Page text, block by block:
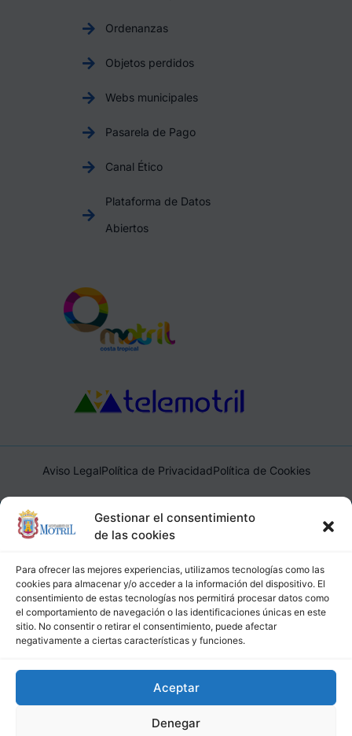
Gestionar el consentimiento
de las cookies
Para ofrecer las mejores experiencias, utilizamos tecnologías como las
cookies para almacenar y/o acceder a la información del dispositivo. El
consentimiento de estas tecnologías nos permitirá procesar datos como
el comportamiento de navegación o las identificaciones únicas en este
sitio. No consentir o retirar el consentimiento, puede afectar
negativamente a ciertas características y funciones.
Aceptar
Denegar
Ordenanzas
Objetos perdidos
Webs municipales
Pasarela de Pago
Canal Ético
Plataforma de Datos
Abiertos
Aviso LegalPolítica de PrivacidadPolítica de Cookies
Ayuntamiento de Motril, Plaza de España, 1, 18600, Motril,
(Granada), CIF: P1814200J, DIR3: L01181400